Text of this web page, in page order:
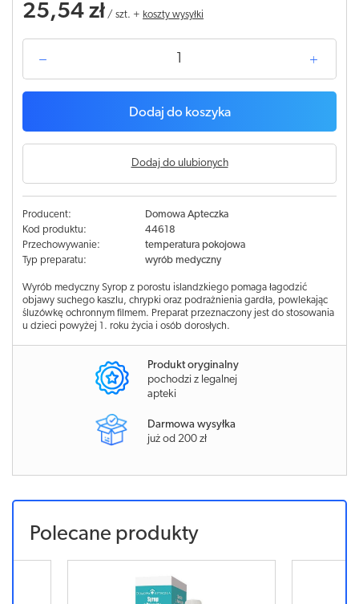
25,54 zł / szt. + koszty wysyłki
Dodaj do koszyka
Dodaj do ulubionych
Producent:
Domowa Apteczka
Kod produktu:
44618
Przechowywanie:
temperatura pokojowa
Typ preparatu:
wyrób medyczny
Wyrób medyczny Syrop z porostu islandzkiego pomaga łagodzić
objawy suchego kaszlu, chrypki oraz podrażnienia gardła, powlekając
śluzówkę ochronnym filmem. Preparat przeznaczony jest do stosowania
u dzieci powyżej 1. roku życia i osób dorosłych.
Produkt oryginalny
pochodzi z legalnej
apteki
Darmowa wysyłka
już od 200 zł
Polecane produkty